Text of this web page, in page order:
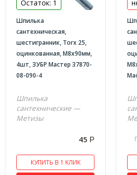
Гвозди финишные Цинк
Дюбели
Дюбель-гвоздь (потайной бортик)
Дюбель для теплоизоляции
Дюбель полипропилен
Дюбель для пенобетона
Дюбель для гипсокартона
Кронштейны угловые
Крепеж сантехнический Зубр
Остаток: 1
Шпилька
сантехническая,
шестигранник, Torx 25,
оцинкованная, М8x90мм,
4шт, ЗУБР Мастер 37870-
08-090-4
Шпилька
сантехнические —
Метизы
45 Р
КУПИТЬ В 1 КЛИК